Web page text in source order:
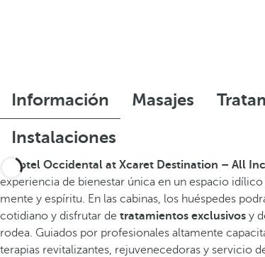
Información Masajes
Instalaciones
hotel Occidental at Xcaret Destination – All
experiencia de bienestar única en un espacio
mente y espíritu. En las cabinas, los huéspedes
cotidiano y disfrutar de tratamientos exclusivos y
rodea. Guiados por profesionales altamente
terapias revitalizantes, rejuvenecedoras y servicio